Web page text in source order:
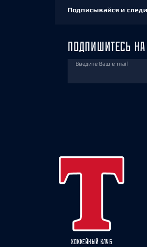
Подписывайся и
ПОДПИШИТЕСЬ
Введите Ваш e-mail
ХОККЕЙНЫЙ КЛУБ